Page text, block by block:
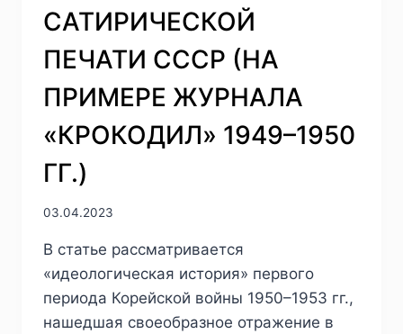
СЕРЕДИНЕ
ВЕК
САТИРИЧЕСКОЙ
ПЕЧАТИ СССР (НА
ПРИМЕРЕ ЖУРНАЛА
«КРОКОДИЛ» 1949–1950
ГГ.)
03.04.2023
В статье рассматривается
«идеологическая история» первого
периода Корейской войны 1950–1953 гг.,
нашедшая своеобразное отражение в